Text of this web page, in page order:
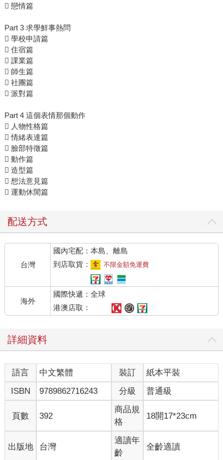
 戀情篇
Part 3 求學鮮事熱問
 學校申請篇
 住宿篇
 課業篇
 師生篇
 社團篇
 派對篇
Part 4 這個表情那個動作
 人物性格篇
 情緒表達篇
 臉部特徵篇
 動作篇
 造型篇
 想法意見篇
 運動休閒篇
配送方式
台灣
國內宅配：本島、離島
到店取貨：
不限金額免運費
海外
國際快遞：全球
港澳店取：
詳細資料
語言 中文繁體 裝訂
紙本平裝
ISBN
9789862716243 分級 普通級
頁數 392
商品規
格
18開17*23cm
出版地 台灣
適讀年
齡
全齡適讀